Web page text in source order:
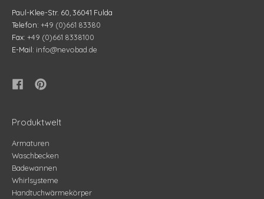
Paul-Klee-Str. 60, 36041 Fulda
Telefon: +49 (0)661 83380
Fax: +49 (0)661 8338100
E-Mail: info@nevobad.de
Produktwelt
Armaturen
Waschbecken
Badewannen
Whirlsysteme
Handtuchwärmekörper